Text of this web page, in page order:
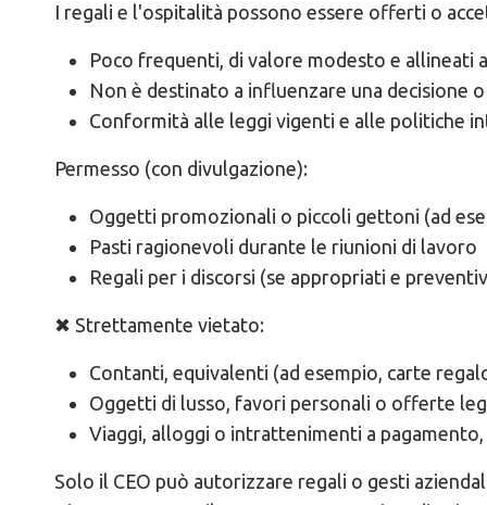
I regali e l'ospitalità possono essere offerti o
Poco frequenti, di valore modesto e allineati
Non è destinato a influenzare una decisione
Conformità alle leggi vigenti e alle politiche
Permesso (con divulgazione):
Oggetti promozionali o piccoli gettoni (ad
Pasti ragionevoli durante le riunioni di lavoro
Regali per i discorsi (se appropriati e
✖ Strettamente vietato:
Contanti, equivalenti (ad esempio, carte
Oggetti di lusso, favori personali o offerte
Viaggi, alloggi o intrattenimenti a
Solo il CEO può autorizzare regali o gesti